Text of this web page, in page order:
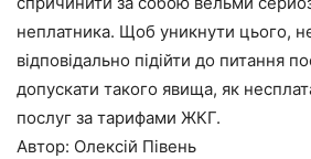
неплатника. Щоб уникнути цього,
відповідально підійти до питання
допускати такого явища, як
послуг за тарифами ЖКГ.
Автор: Олексій Півень